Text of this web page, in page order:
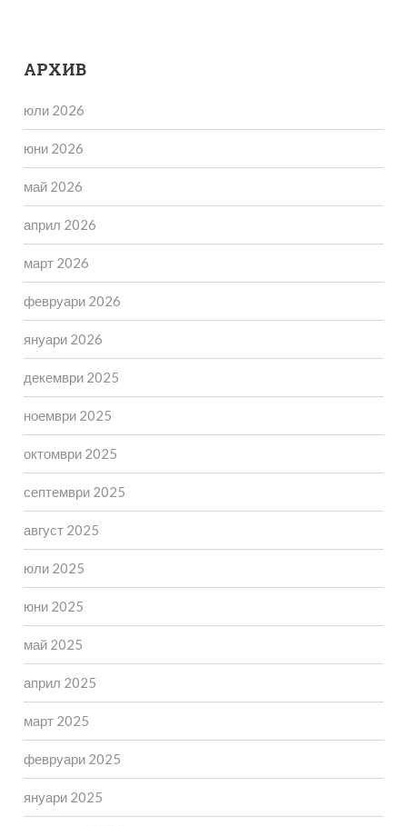
АРХИВ
юли 2026
юни 2026
май 2026
април 2026
март 2026
февруари 2026
януари 2026
декември 2025
ноември 2025
октомври 2025
септември 2025
август 2025
юли 2025
юни 2025
май 2025
април 2025
март 2025
февруари 2025
януари 2025